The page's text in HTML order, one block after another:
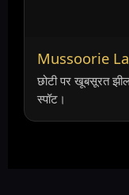
Mussoorie
छोटी पर खूबसूरत
स्पॉट।